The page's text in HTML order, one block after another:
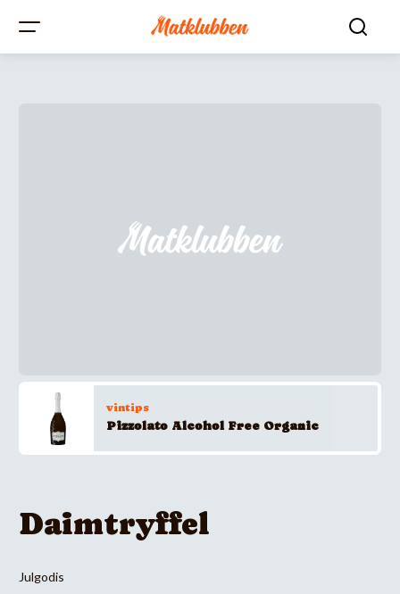
vintips
Pizzolato Alcohol Free Organic
Daimtryffel
Julgodis